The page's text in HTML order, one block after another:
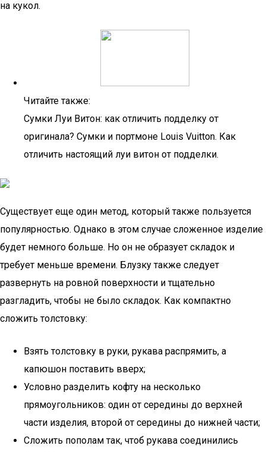
на кукол.
Читайте также:
Сумки Луи Витон: как отличить подделку от
оригинала? Сумки и портмоне Louis Vuitton. Как
отличить настоящий луи витон от подделки.
Существует еще один метод, который также пользуется
популярностью. Однако в этом случае сложенное изделие
будет немного больше. Но он не образует складок и
требует меньше времени. Блузку также следует
развернуть на ровной поверхности и тщательно
разгладить, чтобы не было складок. Как компактно
сложить толстовку:
Взять толстовку в руки, рукава распрямить, а
капюшон поставить вверх;
Условно разделить кофту на несколько
прямоугольников: один от середины до верхней
части изделия, второй от середины до нижней части;
Сложить пополам так, чтоб рукава соединились